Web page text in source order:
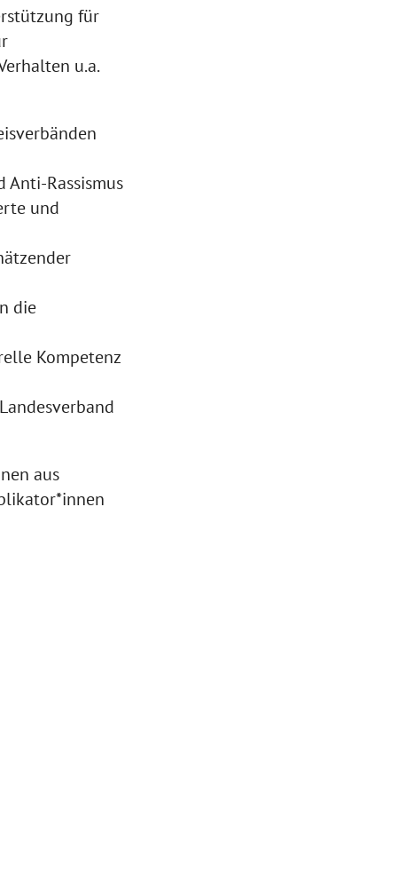
für
u.a.
Rassismus
und
die
Kompetenz
aus